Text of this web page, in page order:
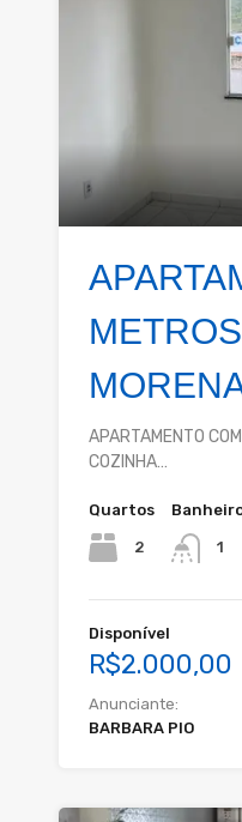
APARTAMENTO
COZINHA…
Quartos
2 1
Disponível
R$2.000,00
Anunciante:
BARBARA PIO